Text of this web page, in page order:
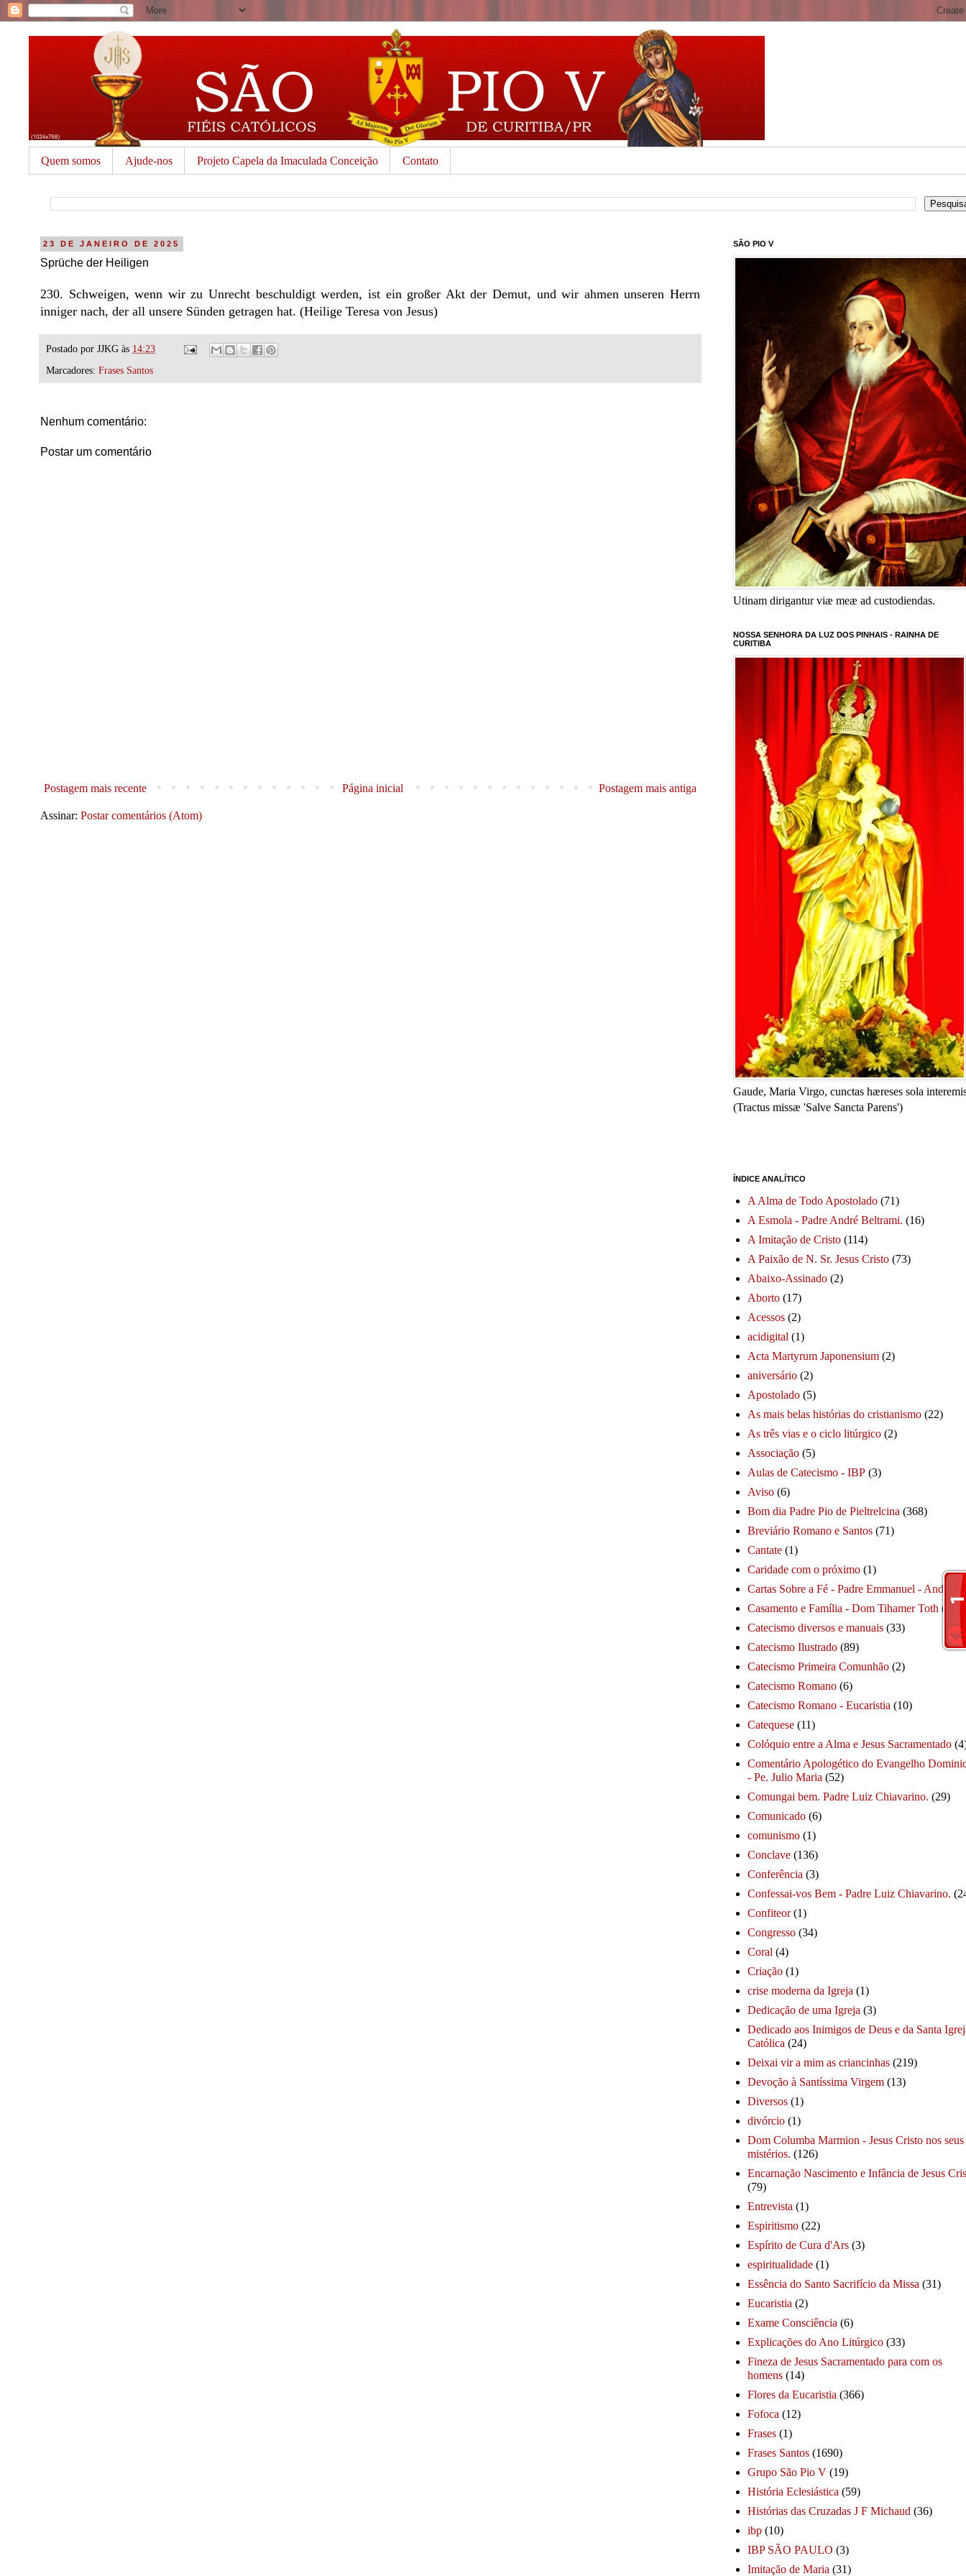
Quem somos Ajude-nos Projeto Capela da Imaculada Conceição Contato
23 DE JANEIRO DE 2025
Sprüche der Heiligen
230. Schweigen, wenn wir zu Unrecht beschuldigt werden, ist ein großer Akt der Demut, und wir ahmen unseren Herrn
inniger nach, der all unsere Sünden getragen hat. (Heilige Teresa von Jesus)
Postado por JJKG às 14:23
Marcadores: Frases Santos
Nenhum comentário:
Postar um comentário
Postagem mais recente Postagem mais antiga
Página inicial
Assinar: Postar comentários (Atom)
SÃO PIO V
Utinam dirigantur viæ meæ ad custodiendas.
NOSSA SENHORA DA LUZ DOS PINHAIS - RAINHA DE
CURITIBA
Gaude, Maria Virgo, cunctas hæreses sola
(Tractus missæ 'Salve Sancta Parens')
ÍNDICE ANALÍTICO
A Alma de Todo Apostolado (71)
A Esmola - Padre André Beltrami. (16)
A Imitação de Cristo (114)
A Paixão de N. Sr. Jesus Cristo (73)
Abaixo-Assinado (2)
Aborto (17)
Acessos (2)
acidigital (1)
Acta Martyrum Japonensium (2)
aniversário (2)
Apostolado (5)
As mais belas histórias do cristianismo (22)
As três vias e o ciclo litúrgico (2)
Associação (5)
Aulas de Catecismo - IBP (3)
Aviso (6)
Bom dia Padre Pio de Pieltrelcina (368)
Breviário Romano e Santos (71)
Cantate (1)
Caridade com o próximo (1)
Cartas Sobre a Fé - Padre Emmanuel - André
Casamento e Família - Dom Tihamer Toth (115)
Catecismo diversos e manuais (33)
Catecismo Ilustrado (89)
Catecismo Primeira Comunhão (2)
Catecismo Romano (6)
Catecismo Romano - Eucaristia (10)
Catequese (11)
Colóquio entre a Alma e Jesus Sacramentado
Comentário Apologético do Evangelho
- Pe. Julio Maria (52)
Comungai bem. Padre Luiz Chiavarino. (29)
Comunicado (6)
comunismo (1)
Conclave (136)
Conferência (3)
Confessai-vos Bem - Padre Luiz Chiavarino.
Confiteor (1)
Congresso (34)
Coral (4)
Criação (1)
crise moderna da Igreja (1)
Dedicação de uma Igreja (3)
Dedicado aos Inimigos de Deus e da Santa
Católica (24)
Deixai vir a mim as criancinhas (219)
Devoção à Santíssima Virgem (13)
Diversos (1)
divórcio (1)
Dom Columba Marmion - Jesus Cristo nos seus
mistérios. (126)
Encarnação Nascimento e Infância de Jesus
(79)
Entrevista (1)
Espiritismo (22)
Espírito de Cura d'Ars (3)
espiritualidade (1)
Essência do Santo Sacrifício da Missa (31)
Eucaristia (2)
Exame Consciência (6)
Explicações do Ano Litúrgico (33)
Fineza de Jesus Sacramentado para com os
homens (14)
Flores da Eucaristia (366)
Fofoca (12)
Frases (1)
Frases Santos (1690)
Grupo São Pio V (19)
História Eclesiástica (59)
Histórias das Cruzadas J F Michaud (36)
ibp (10)
IBP SÃO PAULO (3)
Imitação de Maria (31)